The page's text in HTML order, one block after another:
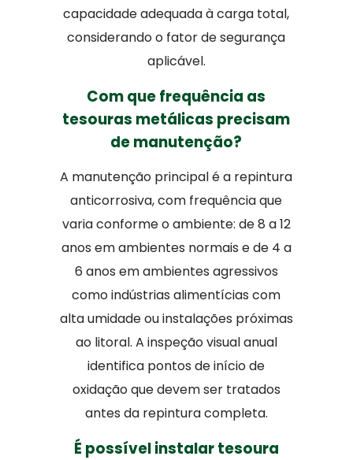
capacidade adequada à carga total,
considerando o fator de segurança
aplicável.
Com que frequência as
tesouras metálicas precisam
de manutenção?
A manutenção principal é a repintura
anticorrosiva, com frequência que
varia conforme o ambiente: de 8 a 12
anos em ambientes normais e de 4 a
6 anos em ambientes agressivos
como indústrias alimentícias com
alta umidade ou instalações próximas
ao litoral. A inspeção visual anual
identifica pontos de início de
oxidação que devem ser tratados
antes da repintura completa.
É possível instalar tesoura